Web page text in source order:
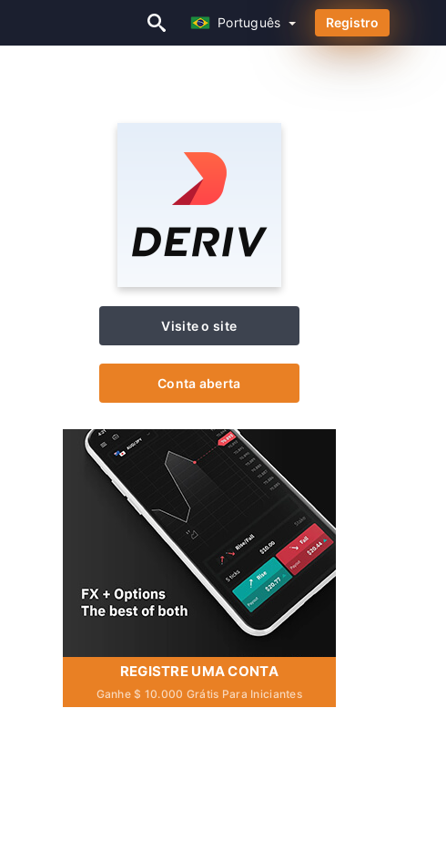
Português
Português Registro
Visite o site
Conta aberta
REGISTRE UMA CONTA
Ganhe $ 10.000 Grátis Para Iniciantes